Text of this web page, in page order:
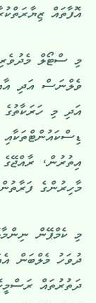
އޮފާތައް
މި ސްޓޯލް
ވެލްނަސް އަދި
އަދި މި
އިތުރުން،
މާހިރުންގެ
ދުވަހު މެލްބަން
ދަތުރުތައް